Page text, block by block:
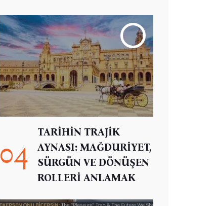
04
TARİHİN TRAJİK
AYNASI: MAĞDURİYET,
SÜRGÜN VE DÖNÜŞEN
ROLLERİ ANLAMAK